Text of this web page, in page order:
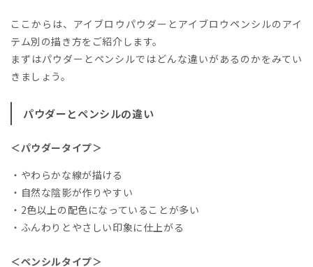
ここからは、アイブロウパウダーとアイブロウペンシルのアイ
テム別の描き方をご紹介します。
まずはパウダーとペンシルではどんな違いがあるのかをみてい
きましょう。
パウダーとペンシルの違い
＜パウダータイプ＞
・やわらかな線が描ける
・自然な陰影が作りやすい
・2色以上の配色になっていることが多い
・ふんわりとやさしい印象に仕上がる
＜ペンシルタイプ＞